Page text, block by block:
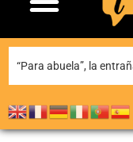
Teguise honra a Nuestra Señora de Las Nieves en la tradicional misa en la ermita